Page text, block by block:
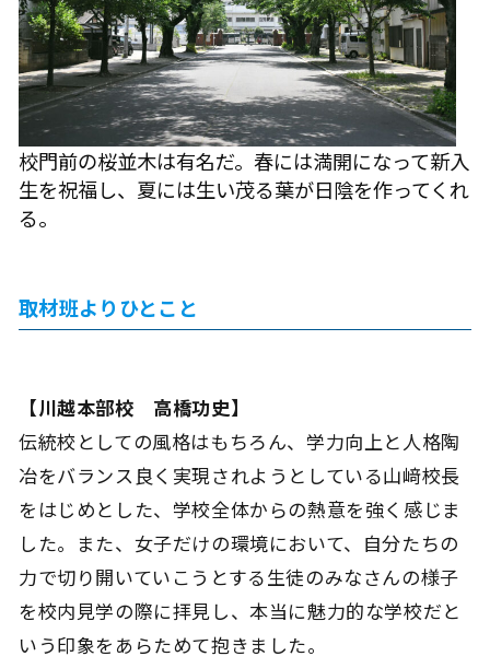
校門前の桜並木は有名だ。春には満開になって新入
生を祝福し、夏には生い茂る葉が日陰を作ってくれ
る。
取材班よりひとこと
【川越本部校 高橋功史】
伝統校としての風格はもちろん、学力向上と人格陶
冶をバランス良く実現されようとしている山﨑校長
をはじめとした、学校全体からの熱意を強く感じま
した。また、女子だけの環境において、自分たちの
力で切り開いていこうとする生徒のみなさんの様子
を校内見学の際に拝見し、本当に魅力的な学校だと
いう印象をあらためて抱きました。